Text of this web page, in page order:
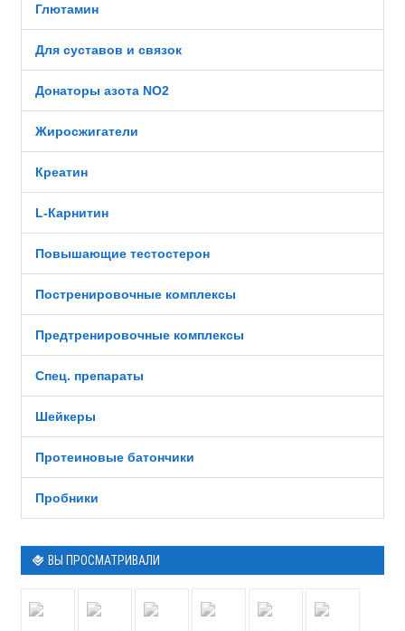
Глютамин
Для суставов и связок
Донаторы азота NO2
Жиросжигатели
Креатин
L-Карнитин
Повышающие тестостерон
Постренировочные комплексы
Предтренировочные комплексы
Спец. препараты
Шейкеры
Протеиновые батончики
Пробники
ВЫ ПРОСМАТРИВАЛИ